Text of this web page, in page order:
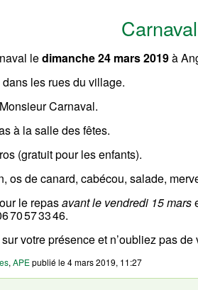
ledimanche 24 mars 2019à
les rues du village.
Carnaval.
à la salle des fêtes.
(gratuit pour les enfants).
os de canard, cabécou, salade,
le repasavant le vendredi 15 mars
70 57 33 46.
sur votre présence et n’oubliez pas
, APEpublié le4 mars 2019, 11:27